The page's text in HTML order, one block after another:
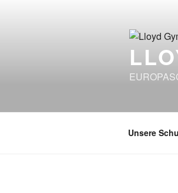
Unsere